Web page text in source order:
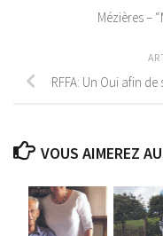
Mézières –
RFFA: Un Oui afin
VOUS AIMEREZ